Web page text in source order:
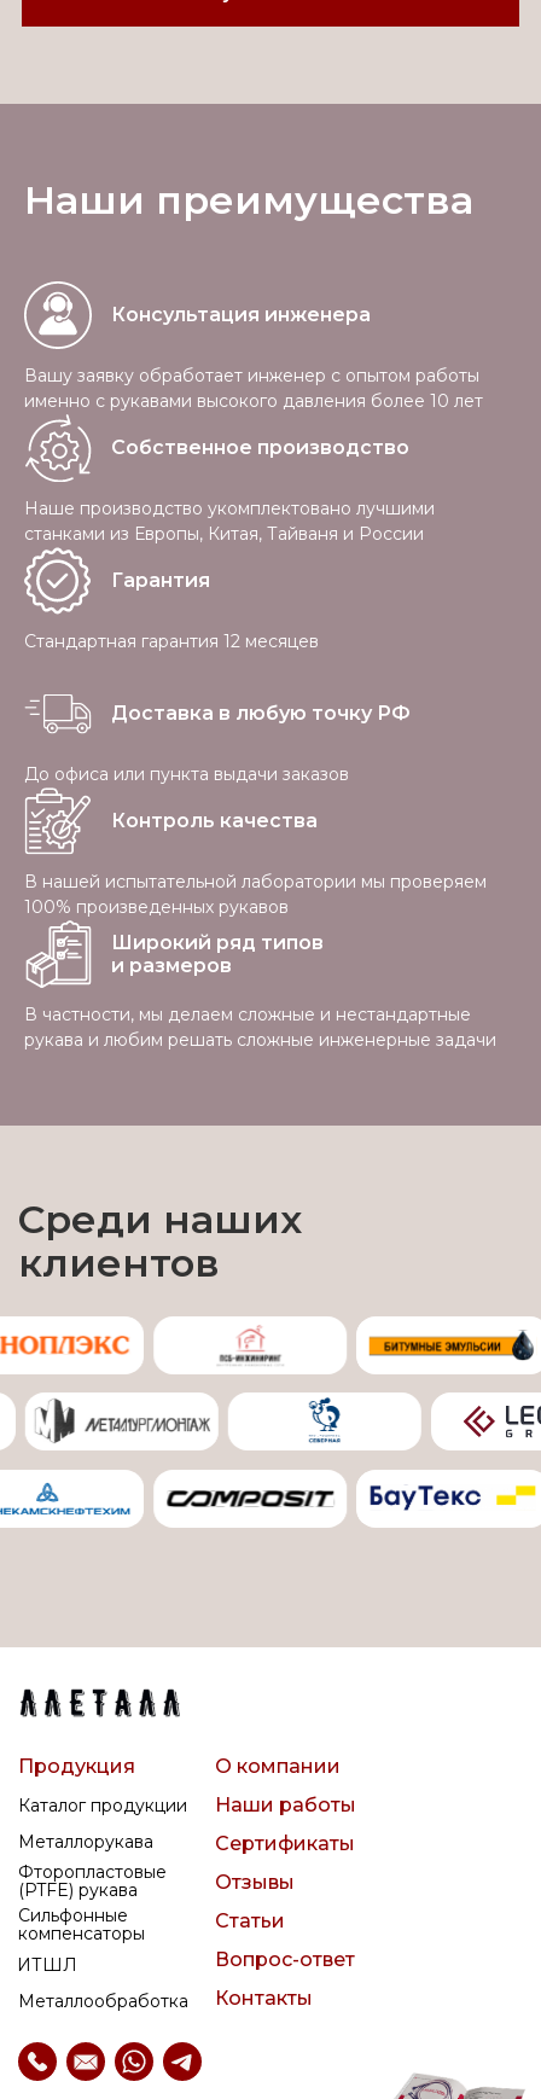
Наши преимущества
Консультация инженера
Вашу заявку обработает инженер с опытом работы
именно с рукавами высокого давления более 10 лет
Собственное производство
Наше производство укомплектовано лучшими
станками из Европы, Китая, Тайваня и России
Гарантия
Стандартная гарантия 12 месяцев
Доставка в любую точку РФ
До офиса или пункта выдачи заказов
Контроль качества
В нашей испытательной лаборатории мы проверяем
100% произведенных рукавов
Широкий ряд типов
и размеров
В частности, мы делаем сложные и нестандартные
рукава и любим решать сложные инженерные задачи
Среди наших
клиентов
Металлообработка
ИТШЛ
Сильфонные
компенсаторы
Фторопластовые
(PTFE) рукава
Металлорукава
Каталог продукции
Статьи
Вопрос-ответ
Контакты
Отзывы
Сертификаты
Наши работы
О компании
Продукция